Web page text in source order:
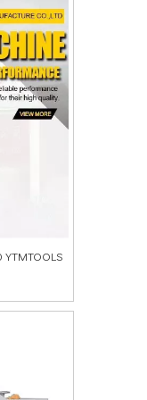
YTMTOOLS